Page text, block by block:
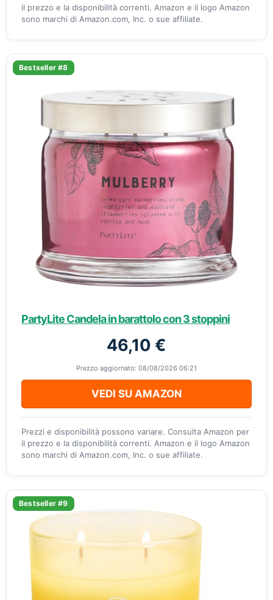
il prezzo e la disponibilità correnti. Amazon e il logo Amazon
sono marchi di Amazon.com, Inc. o sue affiliate.
Bestseller #8
PartyLite Candela in barattolo con 3 stoppini
46,10 €
Prezzo aggiornato: 08/08/2026 06:21
VEDI SU AMAZON
Prezzi e disponibilità possono variare. Consulta Amazon per
il prezzo e la disponibilità correnti. Amazon e il logo Amazon
sono marchi di Amazon.com, Inc. o sue affiliate.
Bestseller #9